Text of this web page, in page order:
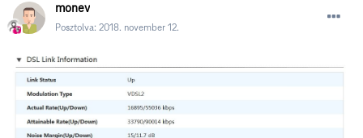
monev
Posztolva: 2018. november 12.